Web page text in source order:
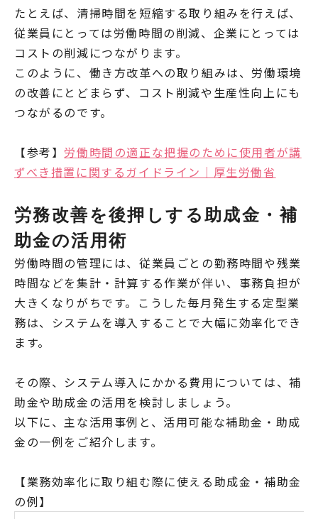
たとえば、清掃時間を短縮する取り組みを行えば、
従業員にとっては労働時間の削減、企業にとっては
コストの削減につながります。
このように、働き方改革への取り組みは、労働環境
の改善にとどまらず、コスト削減や生産性向上にも
つながるのです。
【参考】 労働時間の適正な把握のために使用者が講
ずべき措置に関するガイドライン｜厚生労働省
労務改善を後押しする助成金・補
助金の活用術
労働時間の管理には、従業員ごとの勤務時間や残業
時間などを集計・計算する作業が伴い、事務負担が
大きくなりがちです。こうした毎月発生する定型業
務は、システムを導入することで大幅に効率化でき
ます。
その際、システム導入にかかる費用については、補
助金や助成金の活用を検討しましょう。
以下に、主な活用事例と、活用可能な補助金・助成
金の一例をご紹介します。
【業務効率化に取り組む際に使える助成金・補助金
の例】